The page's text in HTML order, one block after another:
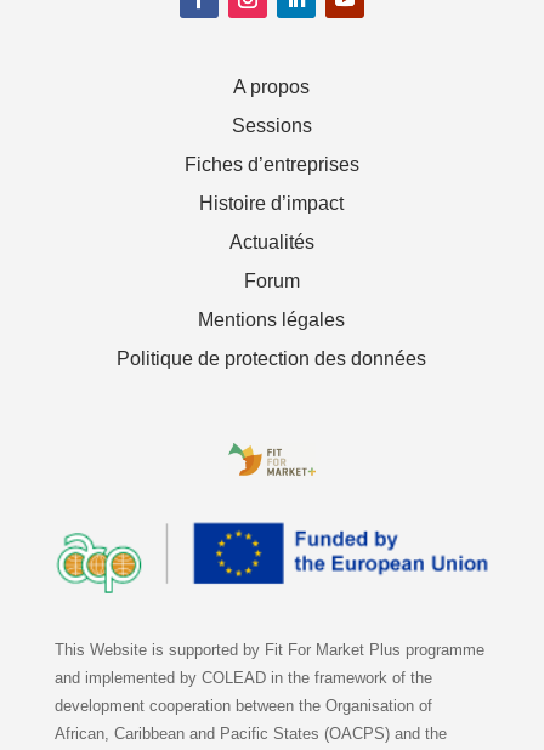
A propos
Sessions
Fiches d’entreprises
Histoire d’impact
Actualités
Forum
Mentions légales
Politique de protection des données
This Website is supported by Fit For Market Plus programme
and implemented by COLEAD in the framework of the
development cooperation between the Organisation of
African, Caribbean and Pacific States (OACPS) and the